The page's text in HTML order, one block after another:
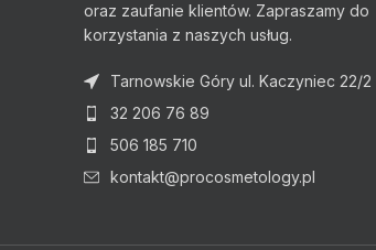
oraz zaufanie klientów. Zapraszamy do
korzystania z naszych usług.
Tarnowskie Góry ul. Kaczyniec 22/2
32 206 76 89
506 185 710
kontakt@procosmetology.pl